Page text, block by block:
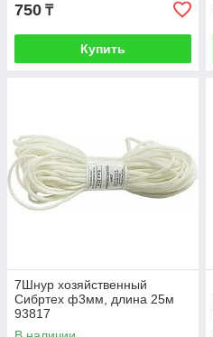
750 ₸
Купить
7Шнур хозяйственный
Сибртех ф3мм, длина 25м
93817